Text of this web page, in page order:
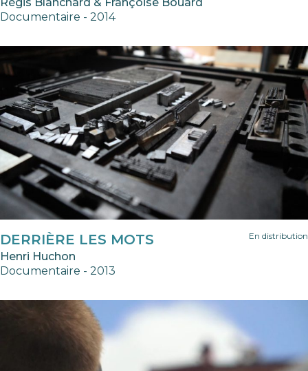
Documentaire - 2014
En distribution
DERRIÈRE LES MOTS
Henri Huchon
Documentaire - 2013